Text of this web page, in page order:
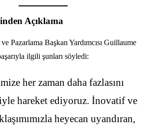
Açıklama
Pazarlama Başkan Yardımcısı Guillaume
ilgili şunları söyledi:
her zaman daha fazlasını
hareket ediyoruz. İnovatif ve
heyecan uyandıran,